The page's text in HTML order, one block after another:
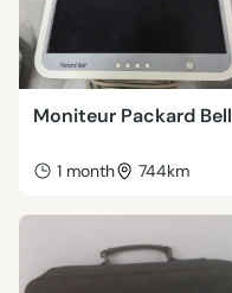
Moniteur Packard Bell
1 month 744km